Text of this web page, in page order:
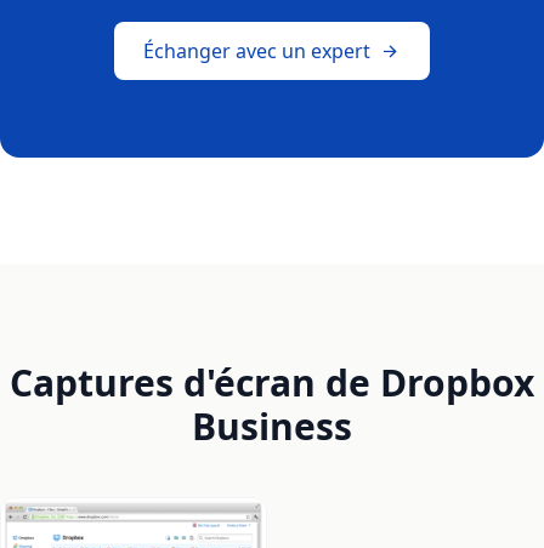
Échanger avec un expert
Captures d'écran de Dropbox
Business